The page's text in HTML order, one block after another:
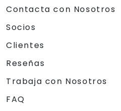
Contacta con Nosotros
Socios
Clientes
Reseñas
Trabaja con Nosotros
FAQ